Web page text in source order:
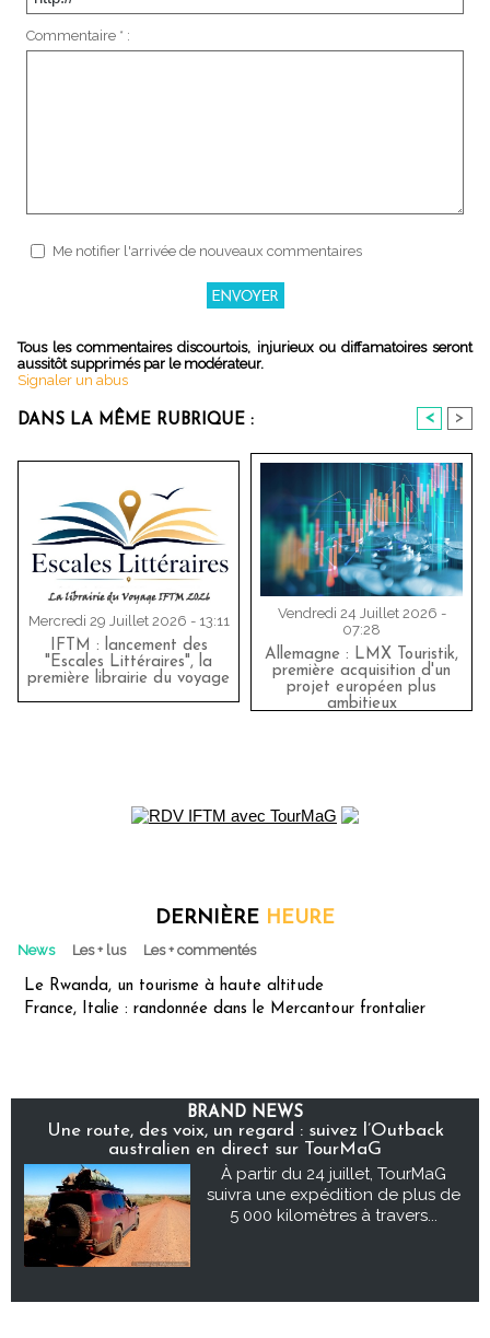
Commentaire * :
Me notifier l'arrivée de nouveaux commentaires
Tous les commentaires discourtois, injurieux ou diffamatoires seront
aussitôt supprimés par le modérateur.
Signaler un abus
DANS LA MÊME RUBRIQUE : < >
Mercredi 29 Juillet 2026 - 13:11
IFTM : lancement des
"Escales Littéraires", la
première librairie du voyage
Vendredi 24 Juillet 2026 -
07:28
Allemagne : LMX Touristik,
première acquisition d'un
projet européen plus
ambitieux
DERNIÈRE HEURE
News Les + lus Les + commentés
Le Rwanda, un tourisme à haute altitude
France, Italie : randonnée dans le Mercantour frontalier
BRAND NEWS
Une route, des voix, un regard : suivez l’Outback
australien en direct sur TourMaG
À partir du 24 juillet, TourMaG
suivra une expédition de plus de
5 000 kilomètres à travers...